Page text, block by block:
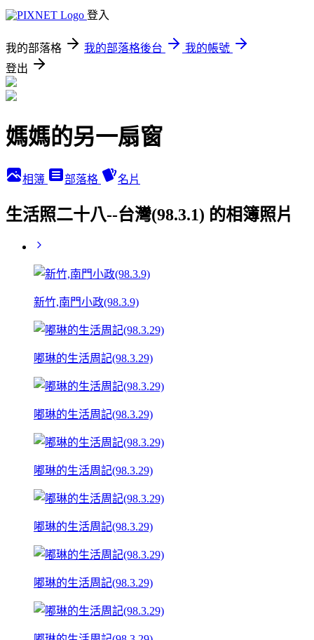
登入
我的部落格 我的部落格後台
我的帳號
登出
媽媽的另一扇窗
相簿 部落格 名片
生活照二十八--台灣(98.3.1) 的相簿照片
新竹,南門小政(98.3.9)
嘟琳的生活周記(98.3.29)
嘟琳的生活周記(98.3.29)
嘟琳的生活周記(98.3.29)
嘟琳的生活周記(98.3.29)
嘟琳的生活周記(98.3.29)